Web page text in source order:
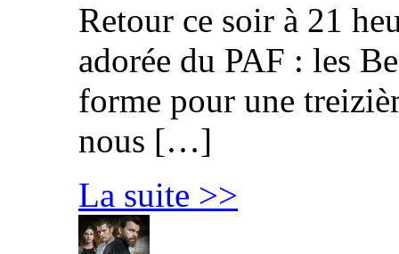
Retour ce soir à 21
adorée du PAF : les
forme pour une
nous […]
La suite >>